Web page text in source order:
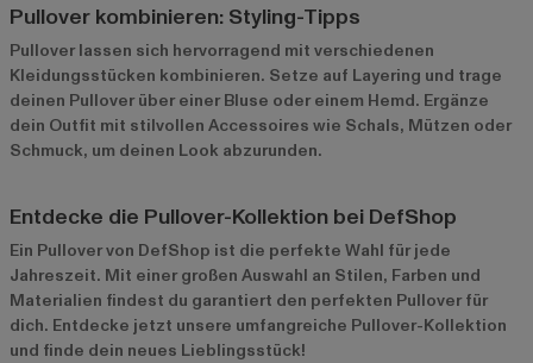
Pullover kombinieren: Styling-Tipps
Pullover lassen sich hervorragend mit verschiedenen
Kleidungsstücken kombinieren. Setze auf Layering und trage
deinen Pullover über einer Bluse oder einem Hemd. Ergänze
dein Outfit mit stilvollen Accessoires wie Schals, Mützen oder
Schmuck, um deinen Look abzurunden.
Entdecke die Pullover-Kollektion bei DefShop
Ein Pullover von DefShop ist die perfekte Wahl für jede
Jahreszeit. Mit einer großen Auswahl an Stilen, Farben und
Materialien findest du garantiert den perfekten Pullover für
dich. Entdecke jetzt unsere umfangreiche Pullover-Kollektion
und finde dein neues Lieblingsstück!